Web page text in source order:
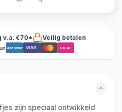
v.a. €70*
Veilig betalen
Bancontact VISA iDEAL
zijn speciaal ontwikkeld